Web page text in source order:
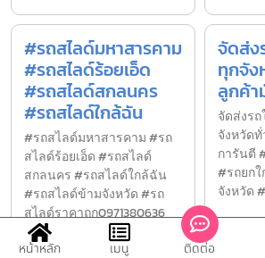
#รถสไลด์มหาสารคาม
#รถสไลด์ร้อยเอ็ด
#รถสไลด์สกลนคร
#รถสไลด์ใกล้ฉัน
#รถสไลด์มหาสารคาม #รถ
สไลด์ร้อยเอ็ด #รถสไลด์
สกลนคร #รถสไลด์ใกล้ฉัน
#รถสไลด์ข้ามจังหวัด #รถ
สไลด์ราคาถูก0971380636
#รุ่งเรื
จัดส่ง
ทุกจัง
ลูกค้า
จัดส่งร
จังหวัด
การันตี
#รถยก
จังหวัด
หน้าหลัก เมนู ติดต่อ